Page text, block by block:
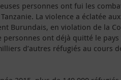
personnes ont fui les
La violence a éclatée
Burundais, en violation de la
ont déjà quitté le pays
d’autres réfugiés au cours